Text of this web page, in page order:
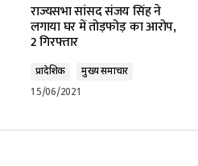
राज्यसभा सांसद संजय सिंह ने
लगाया घर में तोड़फोड़ का आरोप,
2 गिरफ्तार
प्रादेशिक
मुख्य समाचार
15/06/2021